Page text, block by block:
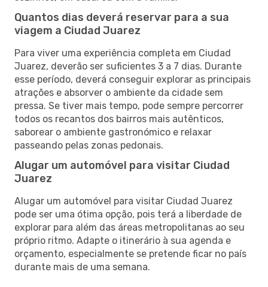
Quantos dias deverá reservar para a sua
viagem a Ciudad Juarez
Para viver uma experiência completa em Ciudad
Juarez, deverão ser suficientes 3 a 7 dias. Durante
esse período, deverá conseguir explorar as principais
atrações e absorver o ambiente da cidade sem
pressa. Se tiver mais tempo, pode sempre percorrer
todos os recantos dos bairros mais autênticos,
saborear o ambiente gastronómico e relaxar
passeando pelas zonas pedonais.
Alugar um automóvel para visitar Ciudad
Juarez
Alugar um automóvel para visitar Ciudad Juarez
pode ser uma ótima opção, pois terá a liberdade de
explorar para além das áreas metropolitanas ao seu
próprio ritmo. Adapte o itinerário à sua agenda e
orçamento, especialmente se pretende ficar no país
durante mais de uma semana.